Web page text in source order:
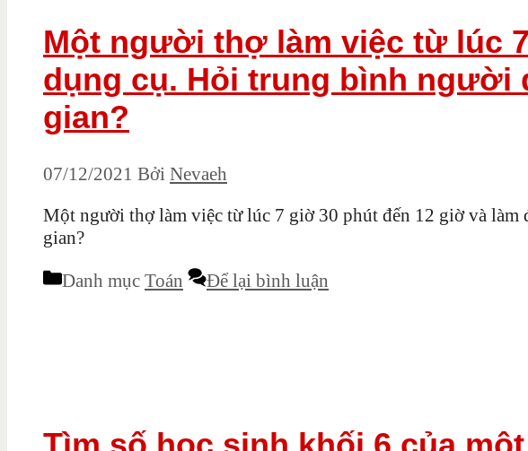
Một người thợ làm việc từ lúc
dụng cụ. Hỏi trung bình người
gian?
07/12/2021 Bởi Nevaeh
Một người thợ làm việc từ lúc 7 giờ 30 phút đến 12 giờ và
gian?
Danh mục Toán Để lại bình luận